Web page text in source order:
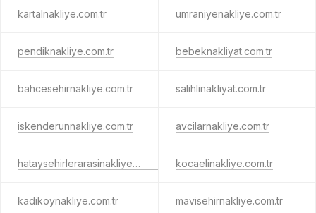
kartalnakliye.com.tr umraniyenakliye.com.tr
pendiknakliye.com.tr bebeknakliyat.com.tr
bahcesehirnakliye.com.tr salihlinakliyat.com.tr
iskenderunnakliye.com.tr avcilarnakliye.com.tr
hataysehirlerarasinakliye.com.tr kocaelinakliye.com.tr
kadikoynakliye.com.tr mavisehirnakliye.com.tr